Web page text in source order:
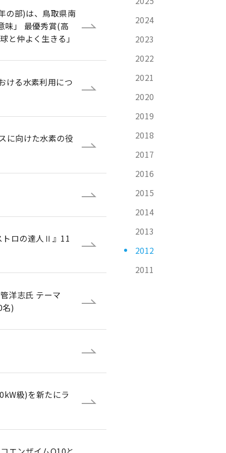
2024
2023
2022
2021
2020
2019
2018
2017
2016
2015
2014
2013
2012
2011
の部)は、鳥取県南
味」 最優秀賞(高
と仲よく生きる」
ける水素利用につ
に向けた水素の役
トロの達人Ⅱ』11
洋志氏 テーマ
名)
級)を新たにラ